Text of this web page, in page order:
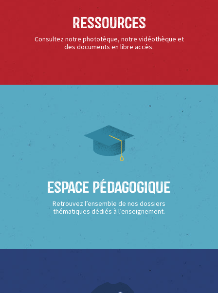
Ressources
Consultez notre phototèque, notre vidéothèque et
des documents en libre accès.
Espace Pédagogique
Retrouvez l’ensemble de nos dossiers
thématiques dédiés à l’enseignement.